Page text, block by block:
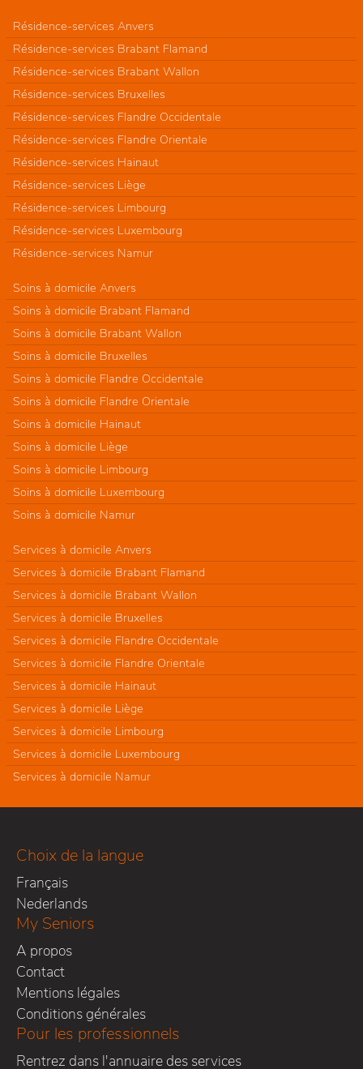
Résidence-services Anvers
Résidence-services Brabant Flamand
Résidence-services Brabant Wallon
Résidence-services Bruxelles
Résidence-services Flandre Occidentale
Résidence-services Flandre Orientale
Résidence-services Hainaut
Résidence-services Liège
Résidence-services Limbourg
Résidence-services Luxembourg
Résidence-services Namur
Soins à domicile Anvers
Soins à domicile Brabant Flamand
Soins à domicile Brabant Wallon
Soins à domicile Bruxelles
Soins à domicile Flandre Occidentale
Soins à domicile Flandre Orientale
Soins à domicile Hainaut
Soins à domicile Liège
Soins à domicile Limbourg
Soins à domicile Luxembourg
Soins à domicile Namur
Services à domicile Anvers
Services à domicile Brabant Flamand
Services à domicile Brabant Wallon
Services à domicile Bruxelles
Services à domicile Flandre Occidentale
Services à domicile Flandre Orientale
Services à domicile Hainaut
Services à domicile Liège
Services à domicile Limbourg
Services à domicile Luxembourg
Services à domicile Namur
Choix de la langue
Français
Nederlands
My Seniors
A propos
Contact
Mentions légales
Conditions générales
Pour les professionnels
Rentrez dans l'annuaire des services